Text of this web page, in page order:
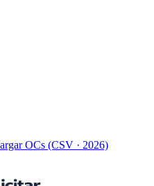
OCs (CSV · 2026)